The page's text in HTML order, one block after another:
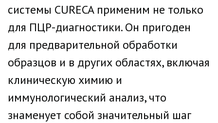
системы CURECA применим не только
для ПЦР-диагностики. Он пригоден
для предварительной обработки
образцов и в других областях, включая
клиническую химию и
иммунологический анализ, что
знаменует собой значительный шаг